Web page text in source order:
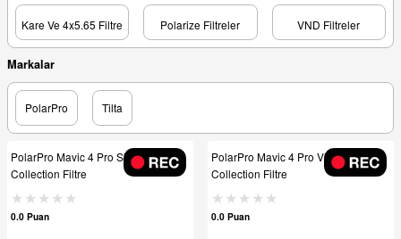
Kare Ve 4x5.65 Filtre Polarize Filtreler VND Filtreler
Markalar
PolarPro Tilta
PolarPro Mavic 4 Pro Shutter
Collection Filtre
0.0 Puan
PolarPro Mavic 4 Pro Vivid
Collection Filtre
0.0 Puan